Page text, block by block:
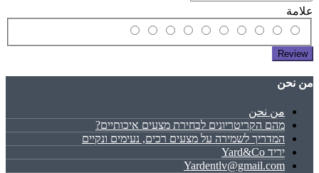
علامة
Review
ﻣﻦ ﻧﺤﻦ
ﻣﻦ ﻧﺤﻦ
מהם הקריטריונים לבחירת מצעים איכותיים?
המדריך לשמירה על מצעים רכים, נעימים ונקיים
יריד Yard&Co
Yardentlv@gmail.com